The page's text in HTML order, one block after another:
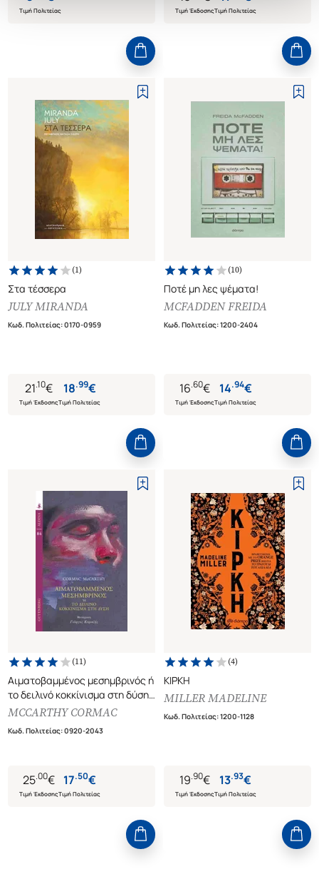
Τιμή Πολιτείας Τιμή ΈκδοσηςΤιμή Πολιτείας
(1)
Στα τέσσερα
JULY MIRANDA
Κωδ. Πολιτείας:0170-0959
21.10€
Τιμή Έκδοσης
18.99€
Τιμή Πολιτείας
(10)
Ποτέ μη λες ψέματα!
MCFADDEN FREIDA
Κωδ. Πολιτείας:1200-2404
16.60€
Τιμή Έκδοσης
14.94€
Τιμή Πολιτείας
(11)
Αιματοβαμμένος μεσημβρινός ή
το δειλινό κοκκίνισμα στη δύση
Aldina 84
MCCARTHY CORMAC
Κωδ. Πολιτείας:0920-2043
25.00€
Τιμή Έκδοσης
17.50€
Τιμή Πολιτείας
(4)
ΚΙΡΚΗ
MILLER MADELINE
Κωδ. Πολιτείας:1200-1128
19.90€
Τιμή Έκδοσης
13.93€
Τιμή Πολιτείας